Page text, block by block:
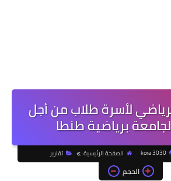
لأسرة طلاب من أجل
برياضية طنطا
kora 3030 الصفحة الرئيسية تقارير
الحجم